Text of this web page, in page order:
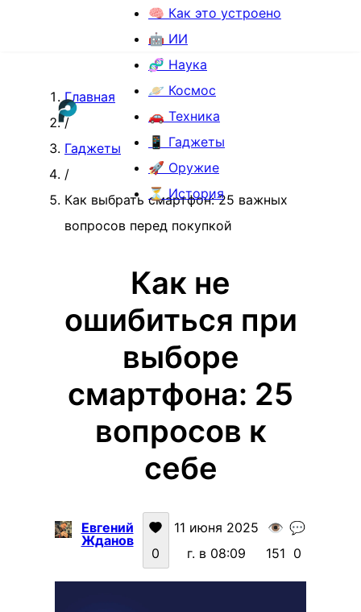
🧠 Как это устроено
🤖 ИИ
🧬 Наука
🪐 Космос
🚗 Техника
📱 Гаджеты
🚀 Оружие
⏳ История
Главная
/
Гаджеты
/
Как выбрать смартфон: 25 важных
вопросов перед покупкой
Как не
ошибиться при
выборе
смартфона: 25
вопросов к
себе
Евгений
Жданов
0
11 июня 2025
г. в 08:09
👁️
151
💬
0